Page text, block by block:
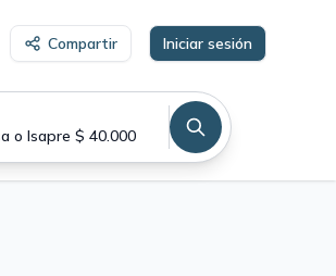
Compartir Iniciar sesión
o Isapre $ 40.000